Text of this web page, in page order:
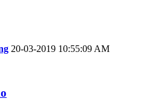
20-03-2019 10:55:09 AM